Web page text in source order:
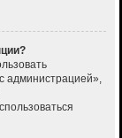
администрацией»,